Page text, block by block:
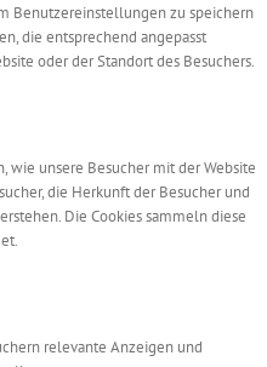
Benutzereinstellungen zu speichern
die entsprechend angepasst
oder der Standort des Besuchers.
wie unsere Besucher mit der Website
die Herkunft der Besucher und
Die Cookies sammeln diese
relevante Anzeigen und